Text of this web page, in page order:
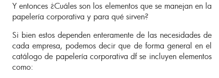
Y entonces ¿Cuáles son los elementos que se manejan en la
papelería corporativa y para qué sirven?
Si bien estos dependen enteramente de las necesidades de
cada empresa, podemos decir que de forma general en el
catálogo de papelería corporativa df se incluyen elementos
como: